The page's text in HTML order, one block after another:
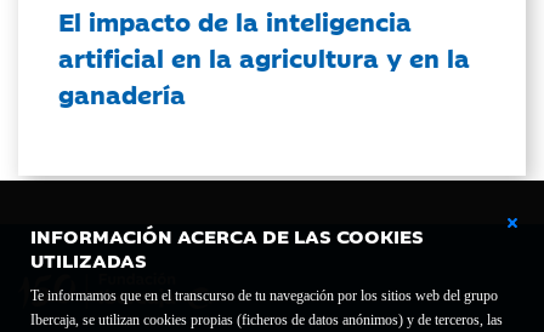
INFORMACIÓN ACERCA DE LAS COOKIES
UTILIZADAS
Te informamos que en el transcurso de tu navegación por los sitios web del grupo
Ibercaja, se utilizan cookies propias (ficheros de datos anónimos) y de terceros, las
El impacto de la inteligencia
artificial en la agricultura y en la
ganadería